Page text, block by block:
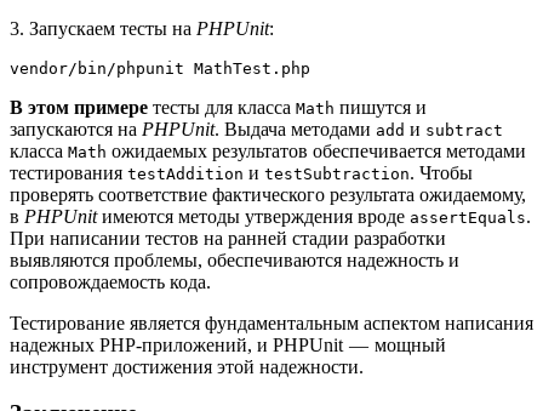
3. Запускаем тесты на PHPUnit:
vendor/bin/phpunit MathTest.php
В этом примере тесты для класса Math пишутся и
запускаются на PHPUnit. Выдача методами add и subtract
класса Math ожидаемых результатов обеспечивается методами
тестирования testAddition и testSubtraction. Чтобы
проверять соответствие фактического результата ожидаемому,
в PHPUnitимеются методы утверждения вроде assertEquals.
При написании тестов на ранней стадии разработки
выявляются проблемы, обеспечиваются надежность и
сопровождаемость кода.
Тестирование является фундаментальным аспектом написания
надежных PHP-приложений, и PHPUnit — мощный
инструмент достижения этой надежности.